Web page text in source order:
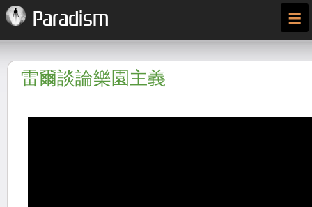
Paradism ≡
雷爾談論樂園主義